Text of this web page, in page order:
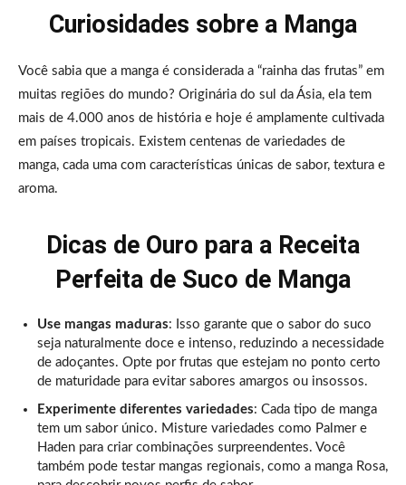
Curiosidades sobre a Manga
Você sabia que a manga é considerada a “rainha das frutas” em
muitas regiões do mundo? Originária do sul da Ásia, ela tem
mais de 4.000 anos de história e hoje é amplamente cultivada
em países tropicais. Existem centenas de variedades de
manga, cada uma com características únicas de sabor, textura e
aroma.
Dicas de Ouro para a Receita
Perfeita de Suco de Manga
Use mangas maduras: Isso garante que o sabor do suco
seja naturalmente doce e intenso, reduzindo a necessidade
de adoçantes. Opte por frutas que estejam no ponto certo
de maturidade para evitar sabores amargos ou insossos.
Experimente diferentes variedades: Cada tipo de manga
tem um sabor único. Misture variedades como Palmer e
Haden para criar combinações surpreendentes. Você
também pode testar mangas regionais, como a manga Rosa,